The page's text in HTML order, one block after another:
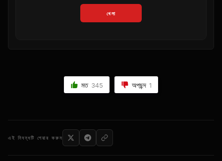
খেলা
মত 345 অপছন্দ 1
এই নিবন্ধটি শেয়ার করুন